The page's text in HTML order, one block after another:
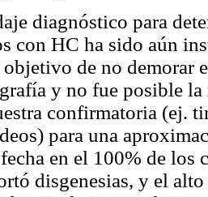
diagnóstico para
con HC ha sido aún
de no demorar
y no fue posible la
confirmatoria (ej.
para una
en el 100% de los
disgenesias, y el